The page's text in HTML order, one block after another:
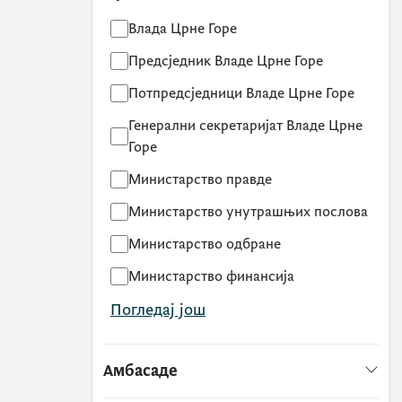
Влада Црне Горе
Предсједник Владе Црне Горе
Потпредсједници Владе Црне Горе
Генерални секретаријат Владе Црне
Горе
Министарство правде
Министарство унутрашњих послова
Министарство одбране
Министарство финансија
Погледај још
Амбасаде